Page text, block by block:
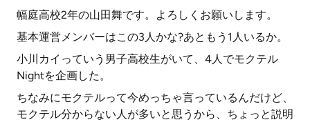
幅庭高校2年の山田舞です。よろしくお願いします。
基本運営メンバーはこの3人かな?あともう1人いるか。
小川カイっていう男子高校生がいて、4人でモクテル
Nightを企画した。
ちなみにモクテルって今めっちゃ言っているんだけど、
モクテル分からない人が多いと思うから、ちょっと説明